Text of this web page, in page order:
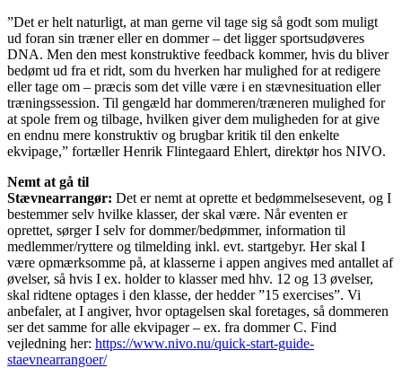
”Det er helt naturligt, at man gerne vil tage sig så godt som muligt
ud foran sin træner eller en dommer – det ligger sportsudøveres
DNA. Men den mest konstruktive feedback kommer, hvis du bliver
bedømt ud fra et ridt, som du hverken har mulighed for at redigere
eller tage om – præcis som det ville være i en stævnesituation eller
træningssession. Til gengæld har dommeren/træneren mulighed for
at spole frem og tilbage, hvilken giver dem muligheden for at give
en endnu mere konstruktiv og brugbar kritik til den enkelte
ekvipage,” fortæller Henrik Flintegaard Ehlert, direktør hos NIVO.
Nemt at gå til
Stævnearrangør: Det er nemt at oprette et bedømmelsesevent, og I
bestemmer selv hvilke klasser, der skal være. Når eventen er
oprettet, sørger I selv for dommer/bedømmer, information til
medlemmer/ryttere og tilmelding inkl. evt. startgebyr. Her skal I
være opmærksomme på, at klasserne i appen angives med antallet af
øvelser, så hvis I ex. holder to klasser med hhv. 12 og 13 øvelser,
skal ridtene optages i den klasse, der hedder ”15 exercises”. Vi
anbefaler, at I angiver, hvor optagelsen skal foretages, så dommeren
ser det samme for alle ekvipager – ex. fra dommer C. Find
vejledning her: https://www.nivo.nu/quick-start-guide-
staevnearrangoer/